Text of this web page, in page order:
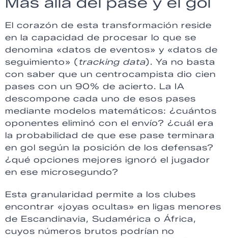
El corazón de esta transformación reside
en la capacidad de procesar lo que se
denomina «datos de eventos» y «datos de
seguimiento» ( tracking data). Ya no basta
con saber que un centrocampista dio cien
pases con un 90% de acierto. La IA
descompone cada uno de esos pases
mediante modelos matemáticos: ¿cuántos
oponentes eliminó con el envío? ¿cuál era
la probabilidad de que ese pase terminara
en gol según la posición de los defensas?
¿qué opciones mejores ignoró el jugador
en ese microsegundo?
Esta granularidad permite a los clubes
encontrar «joyas ocultas» en ligas menores
de Escandinavia, Sudamérica o África,
cuyos números brutos podrían no